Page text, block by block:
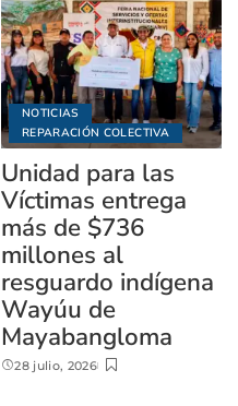
NOTICIAS
REPARACIÓN COLECTIVA
Unidad para las
Víctimas entrega
más de $736
millones al
resguardo indígena
Wayúu de
Mayabangloma
28 julio, 2026